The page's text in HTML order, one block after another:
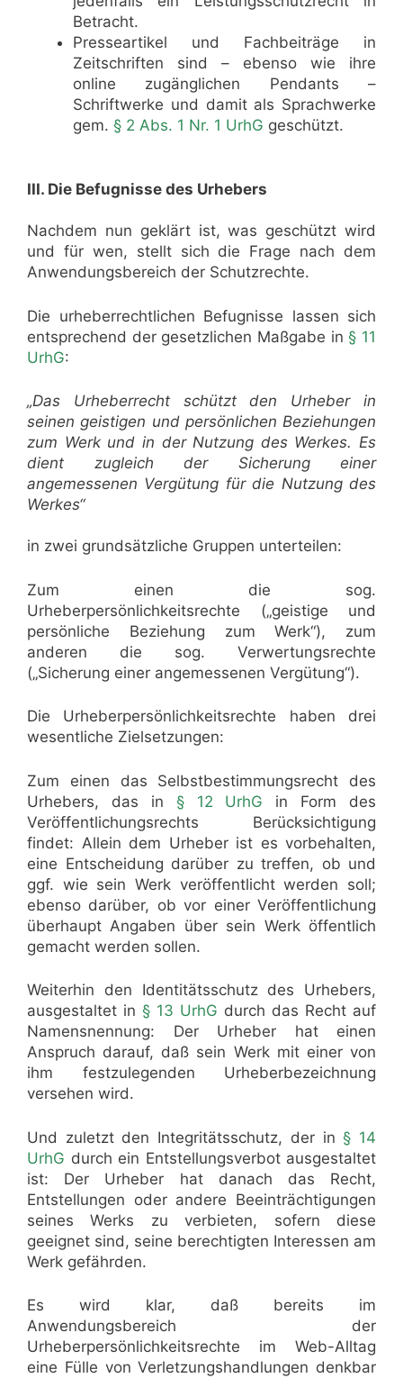
Betracht.
Presseartikel und Fachbeiträge in
Zeitschriften sind – ebenso wie ihre
online zugänglichen Pendants –
Schriftwerke und damit als Sprachwerke
gem. § 2 Abs. 1 Nr. 1 UrhG geschützt.
III. Die Befugnisse des Urhebers
Nachdem nun geklärt ist, was geschützt wird
und für wen, stellt sich die Frage nach dem
Anwendungsbereich der Schutzrechte.
Die urheberrechtlichen Befugnisse lassen sich
entsprechend der gesetzlichen Maßgabe in § 11
UrhG:
„Das Urheberrecht schützt den Urheber in
seinen geistigen und persönlichen Beziehungen
zum Werk und in der Nutzung des Werkes. Es
dient zugleich der Sicherung einer
angemessenen Vergütung für die Nutzung des
Werkes“
in zwei grundsätzliche Gruppen unterteilen:
Zum einen die sog.
Urheberpersönlichkeitsrechte („geistige und
persönliche Beziehung zum Werk“), zum
anderen die sog. Verwertungsrechte
(„Sicherung einer angemessenen Vergütung“).
Die Urheberpersönlichkeitsrechte haben drei
wesentliche Zielsetzungen:
Zum einen das Selbstbestimmungsrecht des
Urhebers, das in § 12 UrhG in Form des
Veröffentlichungsrechts Berücksichtigung
findet: Allein dem Urheber ist es vorbehalten,
eine Entscheidung darüber zu treffen, ob und
ggf. wie sein Werk veröffentlicht werden soll;
ebenso darüber, ob vor einer Veröffentlichung
überhaupt Angaben über sein Werk öffentlich
gemacht werden sollen.
Weiterhin den Identitätsschutz des Urhebers,
ausgestaltet in § 13 UrhG durch das Recht auf
Namensnennung: Der Urheber hat einen
Anspruch darauf, daß sein Werk mit einer von
ihm festzulegenden Urheberbezeichnung
versehen wird.
Und zuletzt den Integritätsschutz, der in § 14
UrhG durch ein Entstellungsverbot ausgestaltet
ist: Der Urheber hat danach das Recht,
Entstellungen oder andere Beeinträchtigungen
seines Werks zu verbieten, sofern diese
geeignet sind, seine berechtigten Interessen am
Werk gefährden.
Es wird klar, daß bereits im
Anwendungsbereich der
Urheberpersönlichkeitsrechte im Web-Alltag
eine Fülle von Verletzungshandlungen denkbar